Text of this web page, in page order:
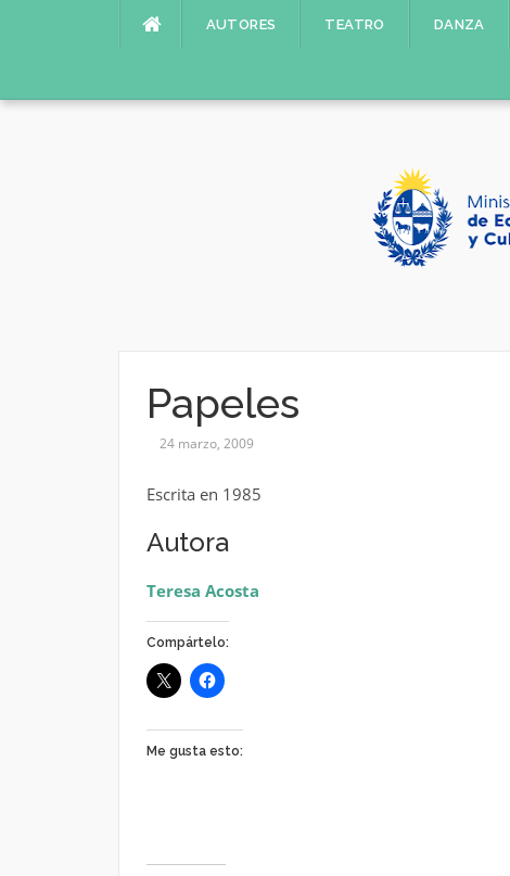
AUTORES TEATRO DANZA
Papeles
24 marzo, 2009
Escrita en 1985
Autora
Teresa Acosta
Compártelo:
Me gusta esto: